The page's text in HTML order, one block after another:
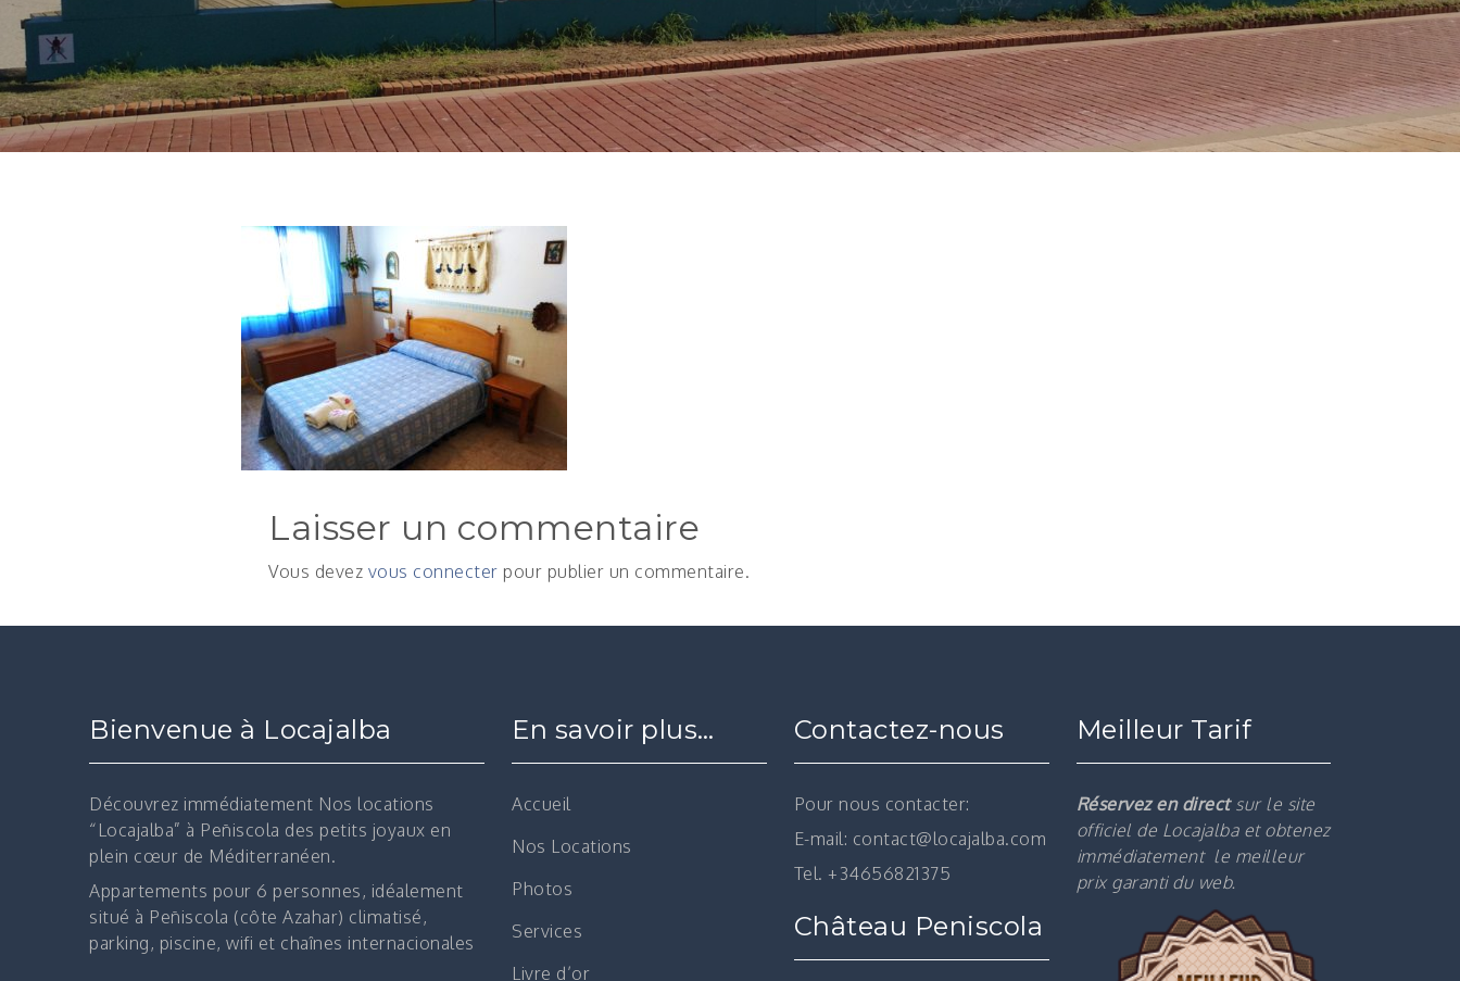
Laisser un commentaire
Vous devez vous connecter pour publier un commentaire.
Bienvenue à Locajalba
Découvrez immédiatement Nos locations
“Locajalba” à Peñiscola des petits joyaux en
plein cœur de Méditerranéen.
Appartements pour 6 personnes, idéalement
situé à Peñiscola (côte Azahar) climatisé,
parking, piscine, wifi et chaînes internacionales
En savoir plus…
Accueil
Nos Locations
Photos
Services
Livre d’or
Contactez-nous
Pour nous contacter:
E-mail: contact@locajalba.com
Tel. +34656821375
Château Peniscola
Meilleur Tarif
Réservez en directsur le site
officiel de Locajalba et obtenez
immédiatement le meilleur
prix garanti du web.